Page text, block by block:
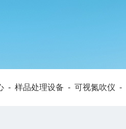
- 样品处理设备 - 可视氮吹仪 -